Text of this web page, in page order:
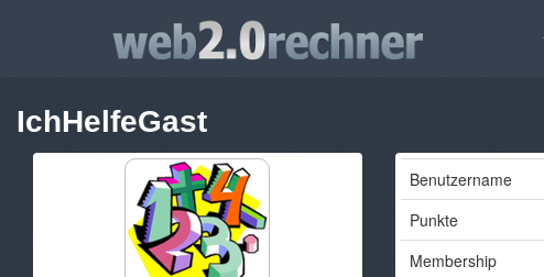
IchHelfeGast
Benutzername
Punkte
Membership